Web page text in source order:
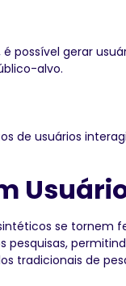
possível gerar
alvo.
de usuários
se tornem
tradicionais de